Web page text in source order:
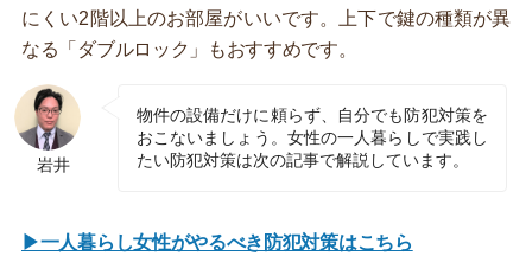
にくい2階以上のお部屋がいいです。上下で鍵の種類が異
なる「ダブルロック」もおすすめです。
岩井
物件の設備だけに頼らず、自分でも防犯対策を
おこないましょう。女性の一人暮らしで実践し
たい防犯対策は次の記事で解説しています。
▶一人暮らし女性がやるべき防犯対策はこちら